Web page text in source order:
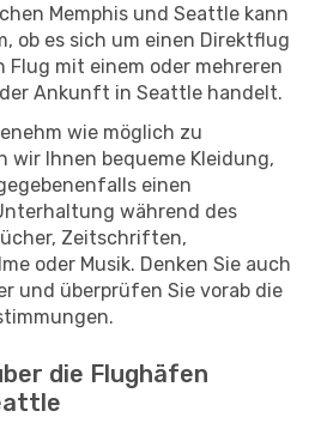
Memphis und Seattle kann
ob es sich um einen Direktflug
Flug mit einem oder mehreren
Ankunft in Seattle handelt.
wie möglich zu
wir Ihnen bequeme Kleidung,
einen
während des
Zeitschriften,
oder Musik. Denken Sie auch
und überprüfen Sie vorab die
die Flughäfen